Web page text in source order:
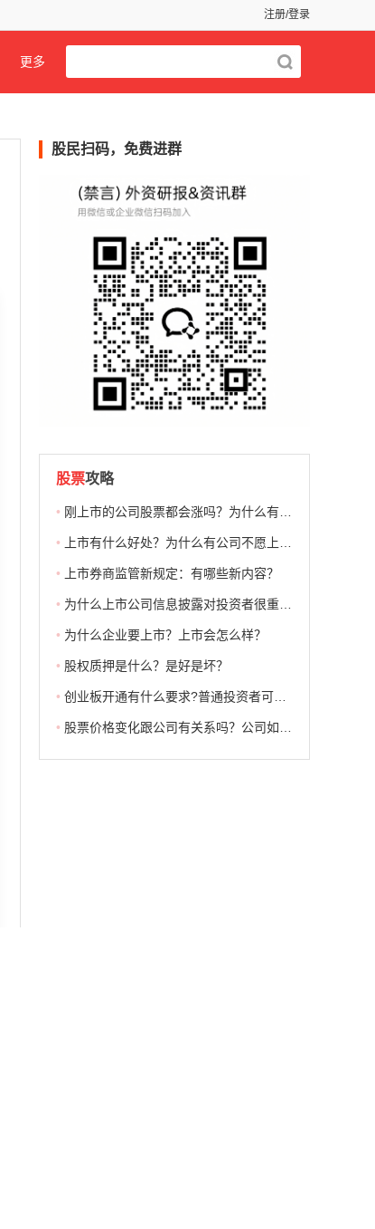
注册/登录
更多
股民扫码，免费进群
股票攻略
• 刚上市的公司股票都会涨吗？为什么有公司不愿上市？
• 上市有什么好处？为什么有公司不愿上市？
• 上市券商监管新规定：有哪些新内容？
• 为什么上市公司信息披露对投资者很重要？信息披露应遵循什么原则？
• 为什么企业要上市？上市会怎么样？
• 股权质押是什么？是好是坏？
• 创业板开通有什么要求?普通投资者可以购买创业板股票吗？
• 股票价格变化跟公司有关系吗？公司如何影响股价涨跌？